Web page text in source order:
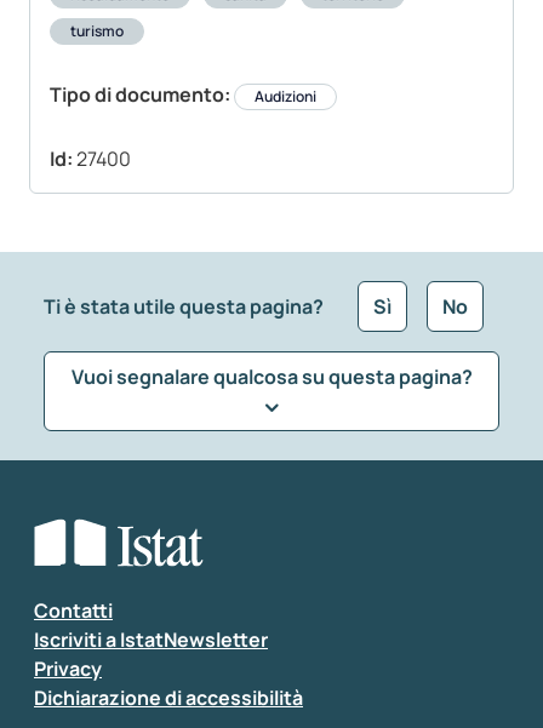
turismo
Tipo di documento: Audizioni
Id:27400
Ti è stata utile questa pagina? Sì No
Vuoi segnalare qualcosa su questa pagina?
Seleziona la tipologia della segnalazione
Inserisci il tuo commento
Contatti
Iscriviti a IstatNewsletter
Privacy
Dichiarazione di accessibilità